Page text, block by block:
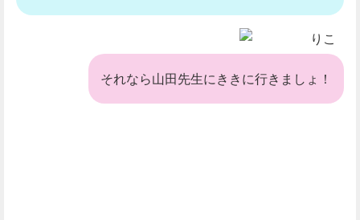
りこ
それなら山田先生にききに行きましょ！